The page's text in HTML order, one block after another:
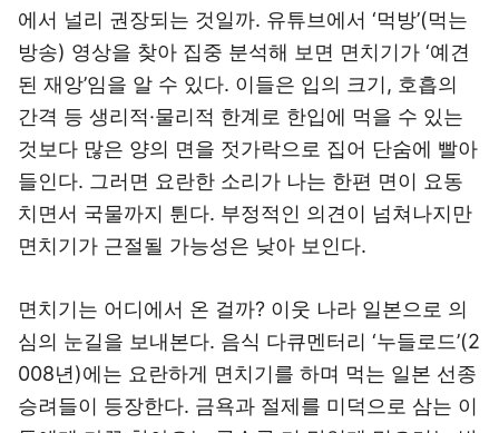
에서 널리 권장되는 것일까. 유튜브에서 ‘먹방’(먹는
방송) 영상을 찾아 집중 분석해 보면 면치기가 ‘예견
된 재앙’임을 알 수 있다. 이들은 입의 크기, 호흡의
간격 등 생리적·물리적 한계로 한입에 먹을 수 있는
것보다 많은 양의 면을 젓가락으로 집어 단숨에 빨아
들인다. 그러면 요란한 소리가 나는 한편 면이 요동
치면서 국물까지 튄다. 부정적인 의견이 넘쳐나지만
면치기가 근절될 가능성은 낮아 보인다.
면치기는 어디에서 온 걸까? 이웃 나라 일본으로 의
심의 눈길을 보내본다. 음식 다큐멘터리 ‘누들로드’(2
008년)에는 요란하게 면치기를 하며 먹는 일본 선종
승려들이 등장한다. 금욕과 절제를 미덕으로 삼는 이